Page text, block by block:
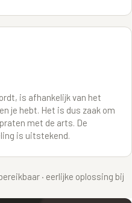
is afhankelijk van het
je hebt. Het is dus zaak om
met de arts. De
is uitstekend.
· eerlijke oplossing bij